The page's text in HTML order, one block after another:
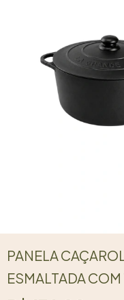
PANELA
ESMALTADA COM